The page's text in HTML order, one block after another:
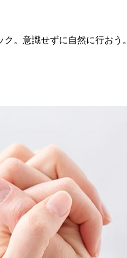
。意識せずに自然に行おう。